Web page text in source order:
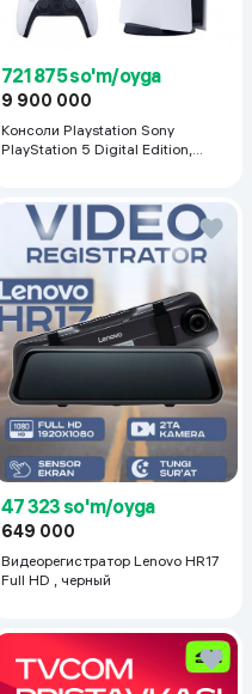
721 875 so'm/oyga
9 900 000
Консоли Playstation Sony
PlayStation 5 Digital Edition,
47 323 so'm/oyga
649 000
Видеорегистратор Lenovo HR17
Full HD , черный